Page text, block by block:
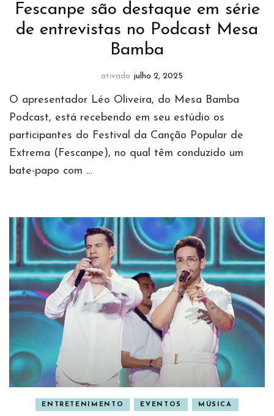
Fescanpe são destaque em série
de entrevistas no Podcast Mesa
Bamba
ativado julho 2, 2025
O apresentador Léo Oliveira, do Mesa Bamba
Podcast, está recebendo em seu estúdio os
participantes do Festival da Canção Popular de
Extrema (Fescanpe), no qual têm conduzido um
bate-papo com …
ENTRETENIMENTO EVENTOS MÚSICA